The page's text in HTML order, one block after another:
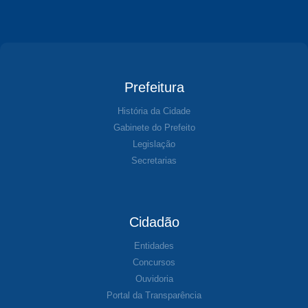
Prefeitura
História da Cidade
Gabinete do Prefeito
Legislação
Secretarias
Cidadão
Entidades
Concursos
Ouvidoria
Portal da Transparência